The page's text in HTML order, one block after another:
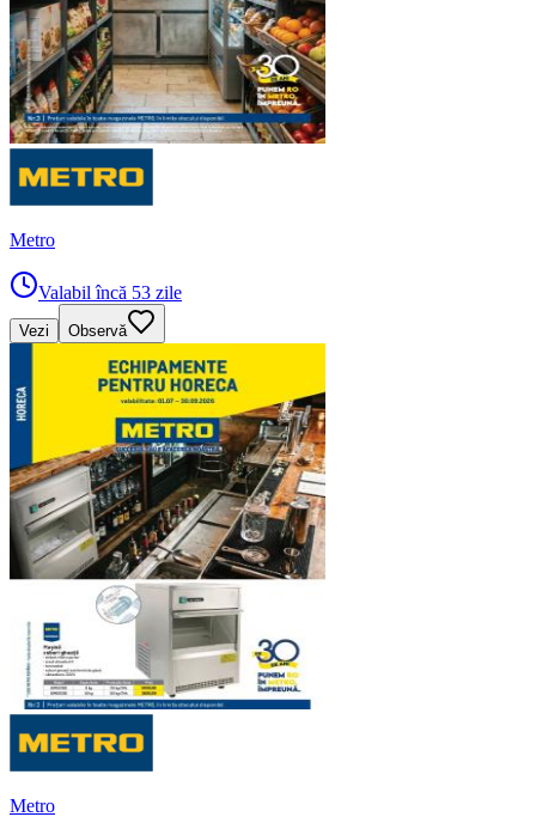
Metro
Valabil încă 53 zile
Vezi Observă
Metro